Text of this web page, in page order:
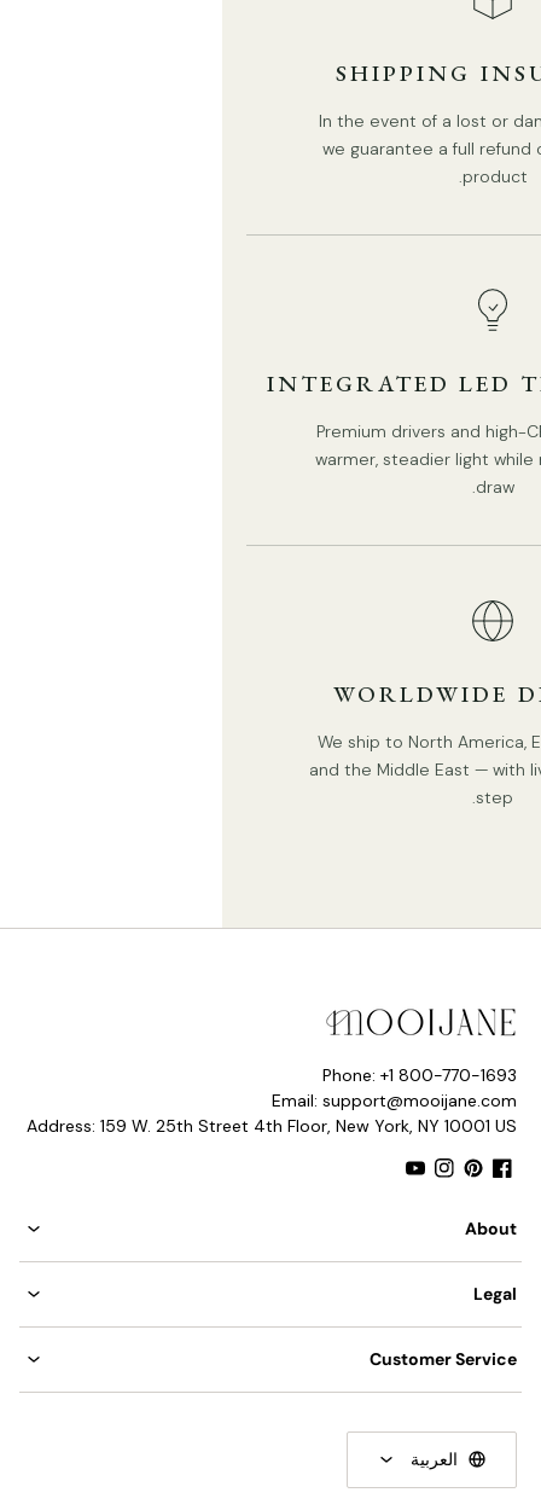
بوصة × الارتفاع 95.6 بوصة
عاكس الضوء:أسود.
النوع: مصباح أرضي.
جهد التيار المتردد 110-240 فولت.
مفتاح التشغيل/الإيقاف في الخط.
هل المصابيح متضمنة: رقم
أقصى.
الورقة الممزقة
SHIPPING
In the event of a lost or
we guarantee a full
product.
INTEGRATED LED
Premium drivers and high-
warmer, steadier light
draw.
WORLDWIDE
We ship to North America,
and the Middle East — with
step.
Phone: +1 800-770-1693
Email: support@mooijane.com
Address: 159 W. 25th Street 4th Floor, New York, NY 10001 US
About
Legal
Customer Service
العربية